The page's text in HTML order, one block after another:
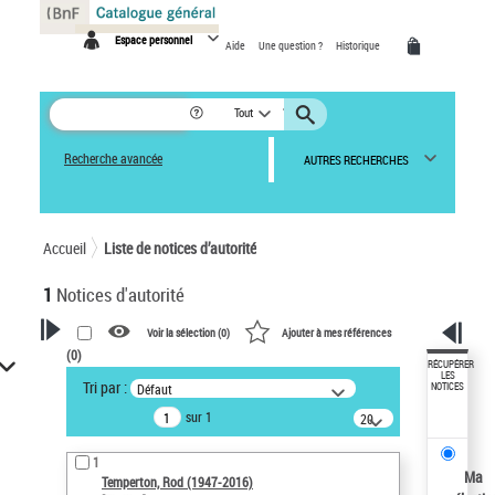
Espace personnel Aide Une question ? Historique
Tout
Recherche avancée AUTRES RECHERCHES
Accueil Liste de notices d’autorité
1 Notices d'autorité
VOTRE RECHERCHE
Recherche avancée dans les
notices d’autorité
Œuvres liées à l'auteur :
Temperton, Rod (1947-2016)
Voir la sélection (0) Ajouter à mes références
(0)
Tri par : Défaut
sur 1
20
résultats/page
1
Temperton, Rod (1947-2016)
RÉCUPÉRER
LES
NOTICES
Ma
Panneau de gestion des cookies